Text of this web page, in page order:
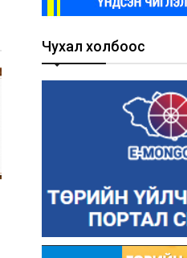
Аймгийн Засаг даргын
шуурхай зөвлөгөөнөөс
өгөгдсөн үүрэг даалгаврын
Чухал холбоос